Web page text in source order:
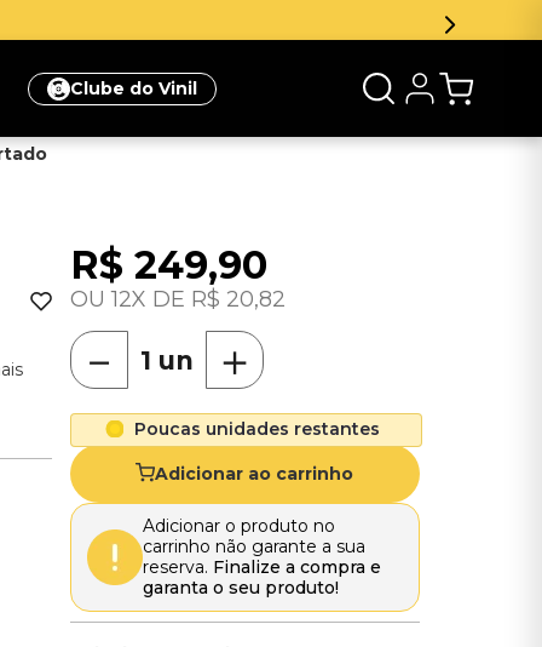
ganhe 5% de desconto na sua primeira compra
Clube do Vinil
R$ 249,90
12 R$ 20,82
＋
－
Poucas unidades restantes
Adicionar ao carrinho
Adicionar o produto no
carrinho não garante a sua
reserva. Finalize a compra e
garanta o seu produto!